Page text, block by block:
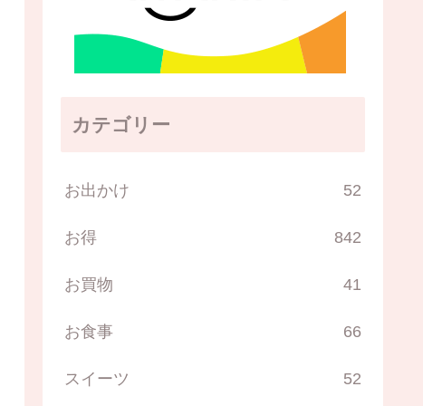
カテゴリー
お出かけ 52
お得 842
お買物 41
お食事 66
スイーツ 52